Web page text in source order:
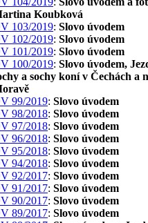
Koubková
103/2019: Slovo úvodem
102/2019: Slovo úvodem
101/2019: Slovo úvodem
100/2019: Slovo úvodem,
a sochy koní v Čechách a
99/2019: Slovo úvodem
98/2018: Slovo úvodem
97/2018: Slovo úvodem
96/2018: Slovo úvodem
95/2018: Slovo úvodem
94/2018: Slovo úvodem
92/2017: Slovo úvodem
91/2017: Slovo úvodem
90/2017: Slovo úvodem
89/2017: Slovo úvodem